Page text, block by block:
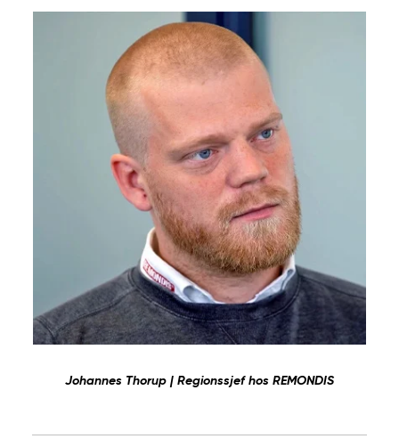
Johannes Thorup | Regionssjef hos REMONDIS